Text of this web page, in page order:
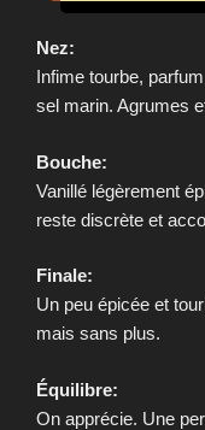
Nez:
Infime tourbe,
sel marin. Agrumes
Bouche:
Vanillé légèrement
reste discrète et
Finale:
Un peu épicée et
mais sans plus.
Équilibre:
On apprécie. Une